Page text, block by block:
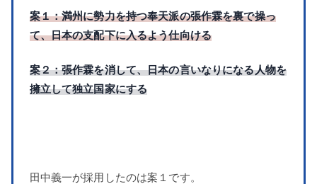
案１：満州に勢力を持つ奉天派の張作霖を裏で操っ
て、日本の支配下に入るよう仕向ける
案２：張作霖を消して、日本の言いなりになる人物を
擁立して独立国家にする
田中義一が採用したのは案１です。